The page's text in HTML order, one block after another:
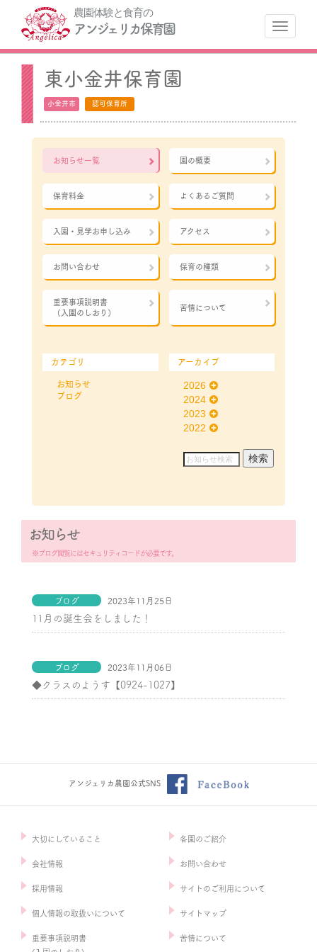
農園体験と食育の
アンジェリカ保育園 ナ
東小金井保育園
小金井市 認可保育所
お知らせ一覧 園の概要
保育料金 よくあるご質問
入園・見学お申し込み アクセス
お問い合わせ 保育の種類
重要事項説明書
（入園のしおり）
苦情について
カテゴリ
お知らせ
ブログ
アーカイブ
2026
2024
2023
2022
お知らせ
※ブログ閲覧にはセキュリティコードが必要です。
ブログ 2023年11月25日
11月の誕生会をしました！
ブログ 2023年11月06日
◆クラスのようす【0924-1027】
アンジェリカ農園公式SNS
大切にしていること
会社情報
採用情報
個人情報の取扱いについて
重要事項説明書
各園のご紹介
お問い合わせ
サイトのご利用について
サイトマップ
苦情について